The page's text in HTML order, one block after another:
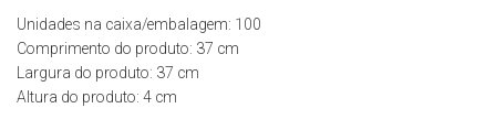
Unidades na caixa/embalagem: 100
Comprimento do produto: 37 cm
Largura do produto: 37 cm
Altura do produto: 4cm